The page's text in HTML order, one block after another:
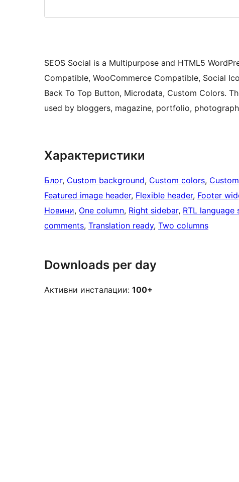
SEOS Social is a Multipurpose and HTML5
Compatible, WooCommerce Compatible, Social
Back To Top Button, Microdata, Custom Colors.
used by bloggers, magazine, portfolio,
Характеристики
Блог, Custom background, Custom colors,
Featured image header, Flexible header, Footer
Новини, One column, Right sidebar, RTL language
comments, Translation ready, Two columns
Downloads per day
Активни инсталации: 100+